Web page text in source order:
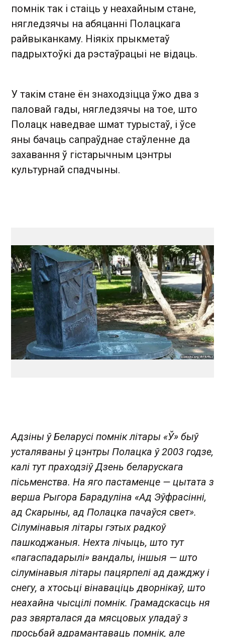
помнік так і стаіць у неахайным стане,
нягледзячы на абяцанні Полацкага
райвыканкаму. Ніякіх прыкметаў
падрыхтоўкі да рэстаўрацыі не відаць.
У такім стане ён знаходзіцца ўжо два з
паловай гады, нягледзячы на тое, што
Полацк наведвае шмат турыстаў, і ўсе
яны бачаць сапраўднае стаўленне да
захавання ў гістарычным цэнтры
культурнай спадчыны.
Адзіны ў Беларусі помнік літары «Ў» быў
усталяваны ў цэнтры Полацка ў 2003 годзе,
калі тут праходзіў Дзень беларускага
пісьменства. На яго пастаменце — цытата з
верша Рыгора Барадуліна «Ад Эўфрасінні,
ад Скарыны, ад Полацка пачаўся свет».
Сілумінавыя літары гэтых радкоў
пашкоджаныя. Нехта лічыць, што тут
«пагаспадарылі» вандалы, іншыя — што
сілумінавыя літары пацярпелі ад дажджу і
снегу, а хтосьці вінаваціць дворнікаў, што
неахайна чысцілі помнік. Грамадскасць ня
раз звярталася да мясцовых уладаў з
просьбай адрамантаваць помнік, але